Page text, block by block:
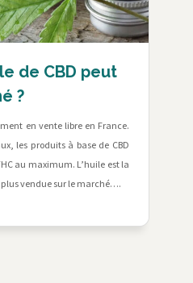
de CBD peut
?
en vente libre en France.
les produits à base de CBD
au maximum. L’huile est la
vendue sur le marché….